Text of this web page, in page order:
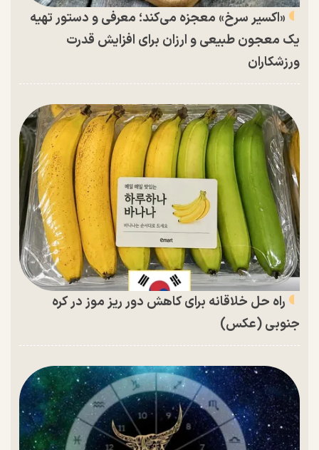
«اکسیر سرخ» معجزه می‌کند؛ معرفی و دستور تهیه
یک معجون طبیعی و ارزان برای افزایش قدرت
ورزشکاران
راه حل خلاقانه برای کاهش دور ریز موز در کره
جنوبی (عکس)